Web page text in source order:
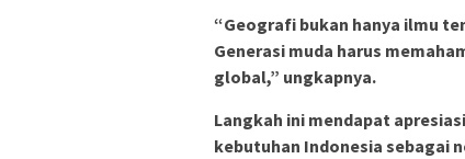
“Geografi bukan hanya ilmu
Generasi muda harus
global,” ungkapnya.
Langkah ini mendapat
kebutuhan Indonesia sebagai